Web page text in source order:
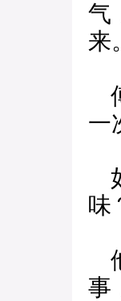
气
来。
一
味
事